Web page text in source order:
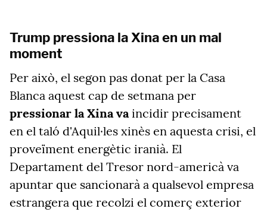
Trump pressiona la Xina en un mal
moment
Per això, el segon pas donat per la Casa
Blanca aquest cap de setmana per
pressionar la Xina vaincidir precisament
en el taló d'Aquil·les xinès en aquesta crisi, el
proveïment energètic iranià. El
Departament del Tresor nord-americà va
apuntar que sancionarà a qualsevol empresa
estrangera que recolzi el comerç exterior